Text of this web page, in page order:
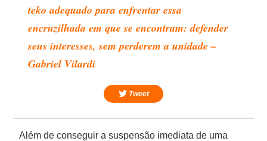
teko adequado para enfrentar essa
encruzilhada em que se encontram: defender
seus interesses, sem perderem a unidade –
Gabriel Vilardi
Tweet
Além de conseguir a suspensão imediata de uma